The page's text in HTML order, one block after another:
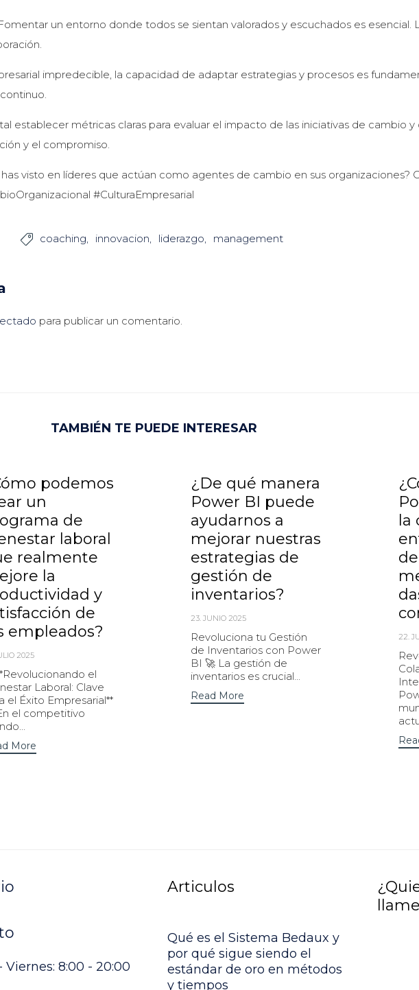
un entorno donde todos se sientan valorados y escuchados es esencial.
impredecible, la capacidad de adaptar estrategias y procesos es
establecer métricas claras para evaluar el impacto de las iniciativas de cambio
y el compromiso.
visto en líderes que actúan como agentes de cambio en sus organizaciones?
#CulturaEmpresarial
 coaching innovacion liderazgo management
para publicar un comentario.
TAMBIÉN TE PUEDE INTERESAR
podemos
un
de
laboral
realmente
la
y
de
empleados?
2025
el
Laboral: Clave
el Éxito Empresarial**
el competitivo
More
¿De qué manera
Power BI puede
ayudarnos a
mejorar nuestras
estrategias de
gestión de
inventarios?
23. JUNIO 2025
Revoluciona tu Gestión
de Inventarios con Power
BI 🚀 La gestión de
inventarios es crucial...
Read More
22.
Viernes: 8:00 - 20:00
Articulos
Qué es el Sistema Bedaux y
por qué sigue siendo el
estándar de oro en métodos
y tiempos